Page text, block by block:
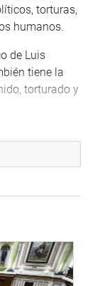
torturas,
humanos.
de Luis
tiene la
torturado y
a los
del Gobierno
con
pronto se
participó